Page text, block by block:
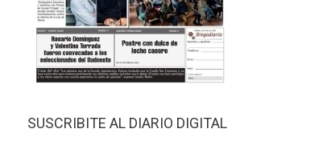
SUSCRIBITE AL DIARIO DIGITAL